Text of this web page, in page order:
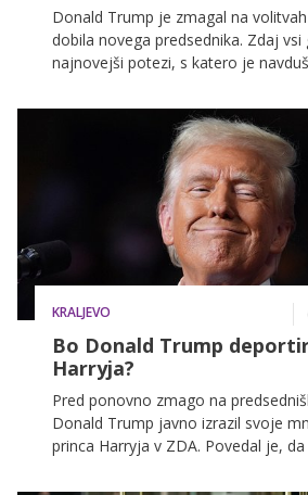
Donald Trump je zmagal na
dobila novega predsednika. Zdaj
najnovejši potezi, s katero je
KRALJEVO
Bo Donald Trump
Harryja?
Pred ponovno zmago na
Donald Trump javno izrazil svoje
princa Harryja v ZDA. Povedal je,
ameriškega vizuma.